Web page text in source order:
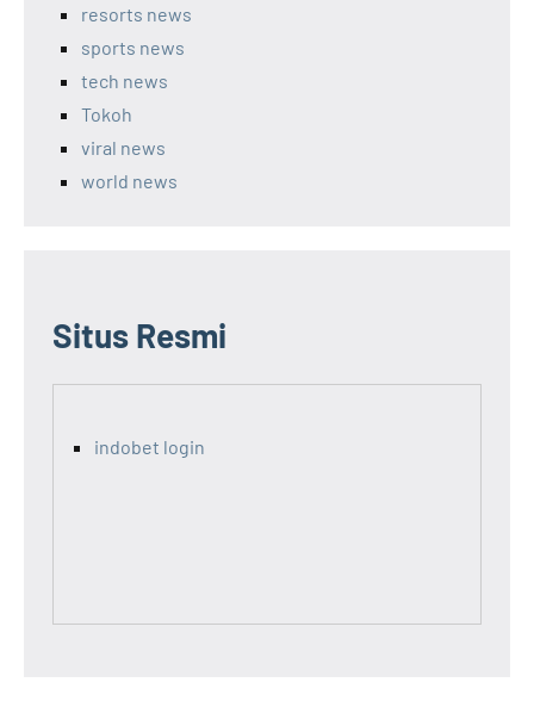
resorts news
sports news
tech news
Tokoh
viral news
world news
Situs Resmi
indobet login